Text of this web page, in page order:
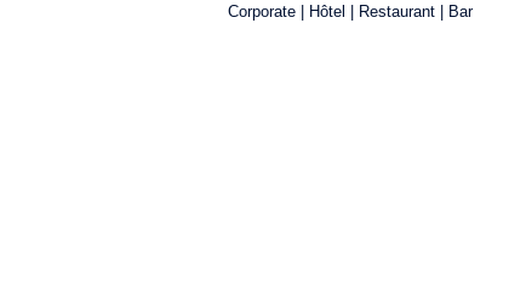
Corporate | Hôtel | Restaurant | Bar